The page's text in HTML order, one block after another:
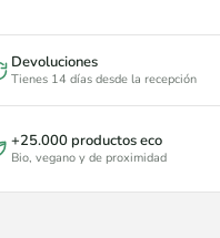
Devoluciones
Tienes 14 días desde la recepción
+25.000 productos eco
Bio, vegano y de proximidad